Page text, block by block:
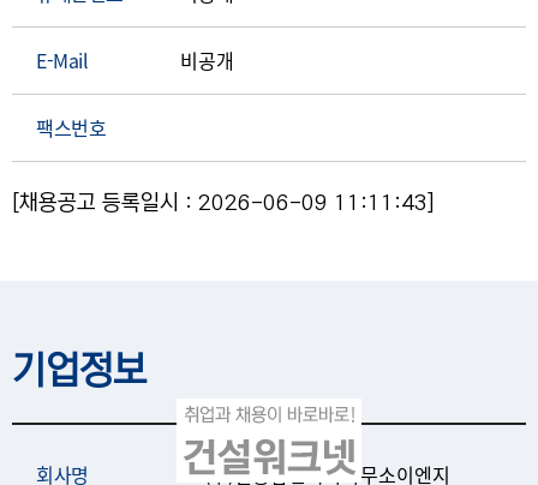
E-Mail 비공개
팩스번호
[채용공고 등록일시 : 2026-06-09 11:11:43]
기업정보
회사명 (주)길종합건축사사무소이엔지